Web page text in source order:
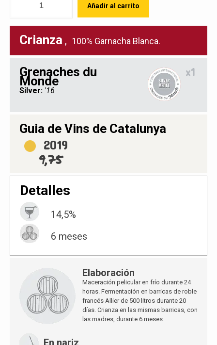
Añadir al carrito
Crianza , 100% Garnacha Blanca.
Grenaches du
Monde
Silver: '16
x1
Guia de Vins de Catalunya
2019
9,75
Detalles
14,5%
6 meses
Elaboración
Maceración pelicular en frío durante 24
horas. Fermentación en barricas de roble
francés Allier de 500 litros durante 20
días. Crianza en las mismas barricas, con
las madres, durante 6 meses.
En nariz